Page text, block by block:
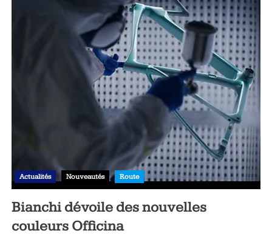
Actualités Nouveautés Route
Bianchi dévoile des nouvelles
couleurs Officina